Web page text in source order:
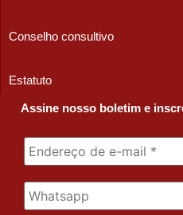
Conselho consultivo
Estatuto
Assine nosso boletim e